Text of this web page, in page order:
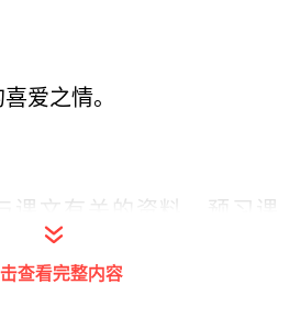
爱之情。
文有关的资料，预习课
查看完整内容